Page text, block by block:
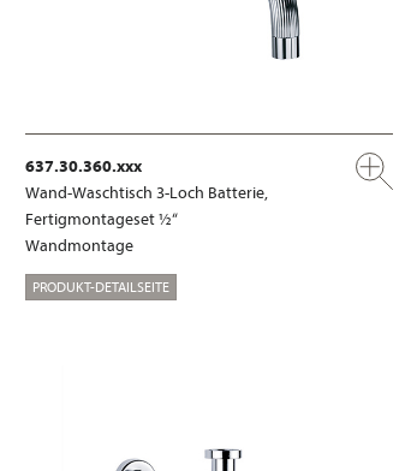
637.30.360.xxx
Wand-Waschtisch 3-Loch Batterie,
Fertigmontageset ½“
Wandmontage
PRODUKT-DETAILSEITE